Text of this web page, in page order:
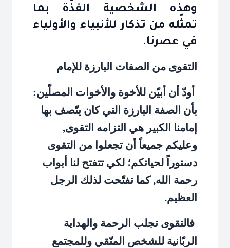
وهذه الشخصية الفذّة بما
تمثّله من تذكار للأنبياء والأولياء
في عصرنا.
التقوى من الصفات البارزة للإمام
أودّ أن أبيّن للأخوة والأخوات المصلّين:
بأن الصفة البارزة التي كان يتّصف بها
إمامنا الكبير هي التزامه التقوى,
وعليكم جميعاً أن تجعلوا من التقوى
دستوراً لحياتكم؛ لكي تتفتح لنا أبواب
رحمة الله, كما تفتّحت لذلك الرجل
العظيم.
فالتقوى تجلب الرحمة والهداية
الربّانية للشخص المتّقي وللمجتمع